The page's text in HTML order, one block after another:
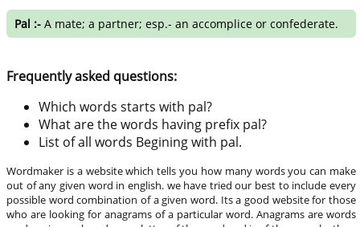
Pal :- A mate; a partner; esp.- an accomplice or confederate.
Frequently asked questions:
Which words starts with pal?
What are the words having prefix pal?
List of all words Begining with pal.
Wordmaker is a website which tells you how many words you can make
out of any given word in english. we have tried our best to include every
possible word combination of a given word. Its a good website for those
who are looking for anagrams of a particular word. Anagrams are words